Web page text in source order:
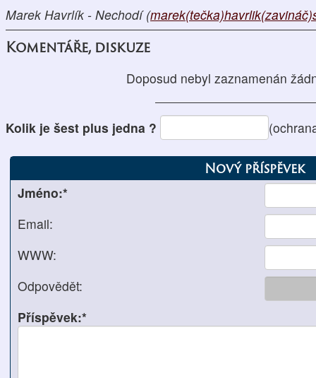
Marek Havrlík - Nechodí (
Komentáře, diskuze
Doposud nebyl zaznamenán
Kolik je šest plus jedna ?
Nový příspěvek
Jméno:*
Email:
WWW:
Odpovědět:
Příspěvek:*